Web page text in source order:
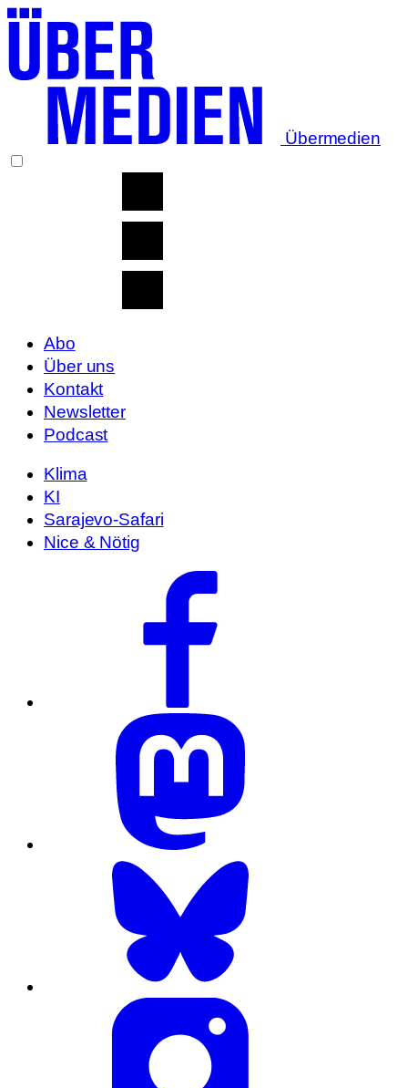
Übermedien
Abo
Über uns
Kontakt
Newsletter
Podcast
Klima
KI
Sarajevo-Safari
Nice & Nötig